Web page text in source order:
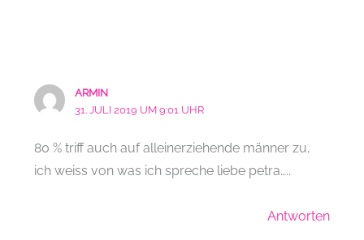
ARMIN
31. JULI 2019 UM 9:01 UHR
80 % triff auch auf alleinerziehende männer zu,
ich weiss von was ich spreche liebe petra…..
Antworten